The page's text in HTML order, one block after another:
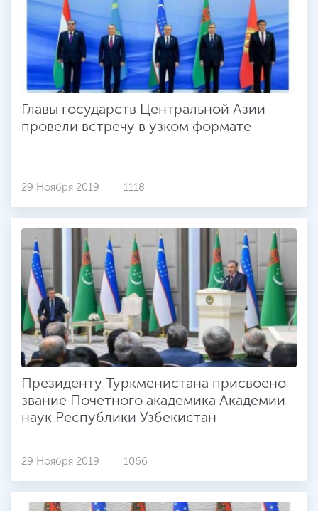
Главы государств Центральной Азии
провели встречу в узком формате
29 Ноября 2019 1118
Президенту Туркменистана присвоено
звание Почетного академика Академии
наук Республики Узбекистан
29 Ноября 2019 1066